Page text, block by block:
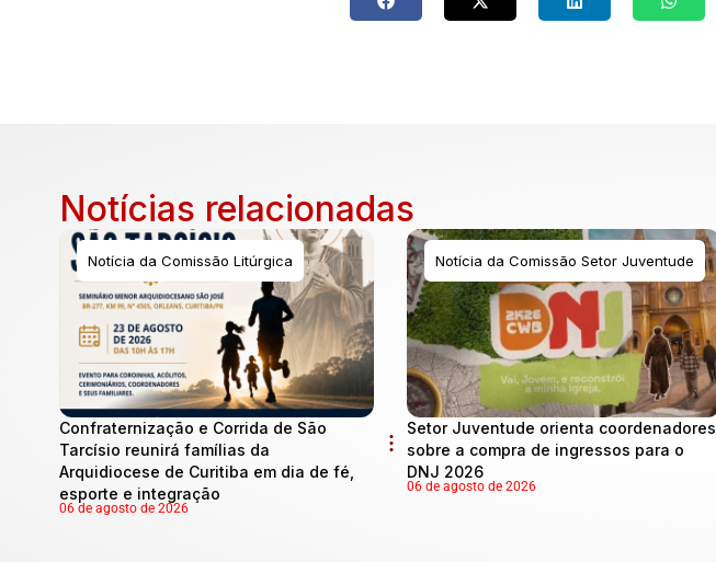
Notícias relacionadas
Notícia da Comissão Litúrgica
Confraternização e Corrida de São
Tarcísio reunirá famílias da
Arquidiocese de Curitiba em dia de fé,
esporte e integração
06 de agosto de 2026
Notícia da Comissão Setor Juventude
Setor Juventude orienta coordenadores
sobre a compra de ingressos para o
DNJ 2026
06 de agosto de 2026